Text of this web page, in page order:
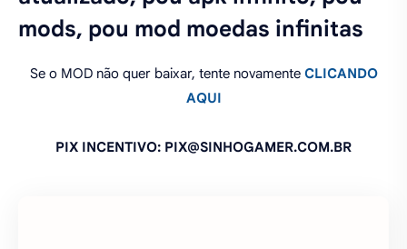
mods, pou mod moedas infinitas
Se o MOD não quer baixar, tente novamente CLICANDO
AQUI
PIX INCENTIVO: PIX@SINHOGAMER.COM.BR